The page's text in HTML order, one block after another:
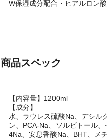
W保湿成分配合・ヒアルロン
商品スペック
【内容量】1200ml
【成分】
水、ラウレス硫酸Na、デシル
ン、PCA-Na、ソルビトール
4Na、安息香酸Na、BHT、メ